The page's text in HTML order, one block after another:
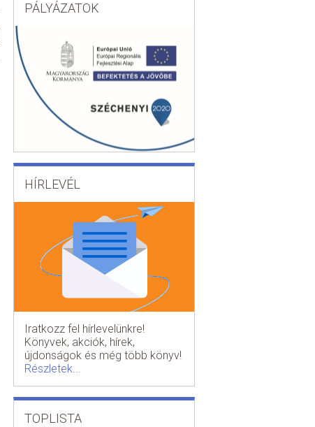
PÁLYÁZATOK
HÍRLEVÉL
Iratkozz fel hírlevelünkre!
Könyvek, akciók, hírek,
újdonságok és még több könyv!
Részletek...
TOPLISTA